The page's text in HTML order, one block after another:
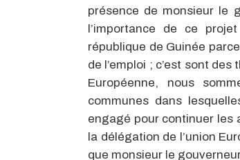
présence de monsieur le
l’importance de ce
république de Guinée
de l’emploi ; c’est sont
Européenne, nous
communes dans
engagé pour continuer les
la délégation de l’union
que monsieur le